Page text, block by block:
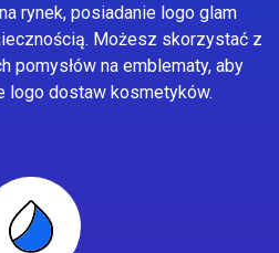
rynek, posiadanie logo glam
Możesz skorzystać z
pomysłów na emblematy, aby
logo dostaw kosmetyków.